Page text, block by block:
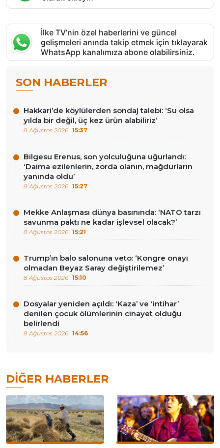
İlke TV’nin özel haberlerini ve güncel
gelişmeleri anında takip etmek için tıklayarak
WhatsApp kanalımıza abone olabilirsiniz.
SON HABERLER
Hakkari’de köylülerden sondaj talebi: ‘Su olsa
yılda bir değil, üç kez ürün alabiliriz’
8 Ağustos 2026 15:37
Bilgesu Erenus, son yolculuğuna uğurlandı:
‘Daima ezilenlerin, zorda olanın, mağdurların
yanında oldu’
8 Ağustos 2026 15:27
Mekke Anlaşması dünya basınında: ‘NATO tarzı
savunma paktı ne kadar işlevsel olacak?’
8 Ağustos 2026 15:21
Trump’ın balo salonuna veto: ‘Kongre onayı
olmadan Beyaz Saray değiştirilemez’
8 Ağustos 2026 15:10
Dosyalar yeniden açıldı: ‘Kaza’ ve ‘intihar’
denilen çocuk ölümlerinin cinayet olduğu
belirlendi
8 Ağustos 2026 14:56
DIĞER HABERLER